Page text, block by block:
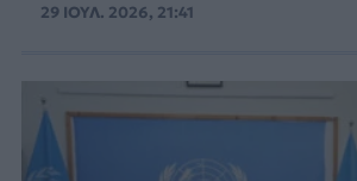
29 ΙΟΥΛ. 2026, 21:41